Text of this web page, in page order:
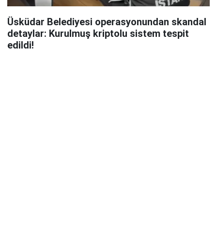
Üsküdar Belediyesi operasyonundan skandal
detaylar: Kurulmuş kriptolu sistem tespit
edildi!